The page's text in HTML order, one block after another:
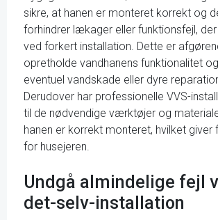
sikre, at hanen er monteret korrekt og
forhindrer lækager eller funktionsfejl,
ved forkert installation. Dette er
opretholde vandhanens funktionalitet
eventuel vandskade eller dyre
Derudover har professionelle VVS-
til de nødvendige værktøjer og
hanen er korrekt monteret, hvilket giver
for husejeren.
Undgå almindelige fejl
det-selv-installation